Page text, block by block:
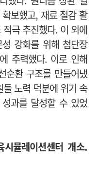
보했고, 재료 절감 활
극 추진했다. 이 외에
강화를 위해 첨단장
주력했다. 이로 인해
순환 구조를 만들어냈
노력 덕분에 위기 속
과를 달성할 수 있었
뮬레이션센터 개소.